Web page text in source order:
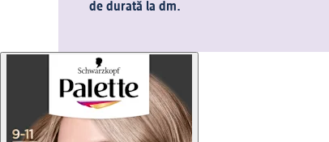
de durată la dm.